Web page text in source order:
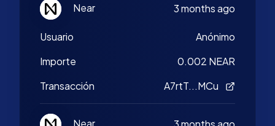
Near 3 months ago
Usuario
Anónimo
Importe
0.002 NEAR
Transacción
A7rtT...MCu
Near